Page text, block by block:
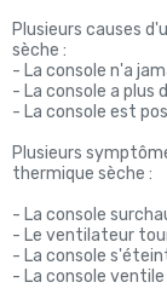
Plusieurs causes
sèche :
- La console n'a
- La console a plus
- La console est
Plusieurs
thermique sèche :
- La console
- Le ventilateur
- La console
- La console